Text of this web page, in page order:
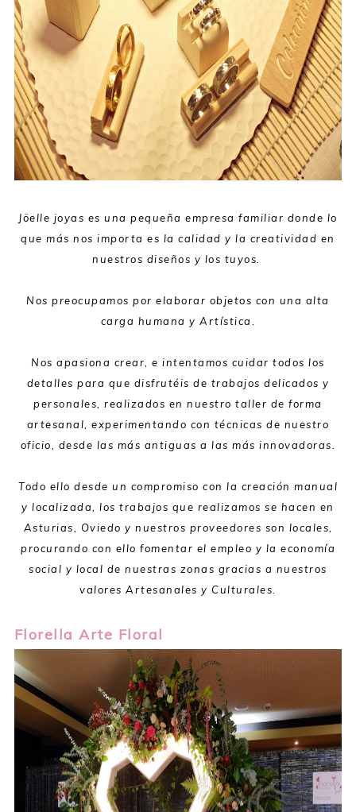
Jöelle joyas es una pequeña empresa familiar donde lo
que más nos importa es la calidad y la creatividad en
nuestros diseños y los tuyos.
Nos preocupamos por elaborar objetos con una alta
carga humana y Artística.
Nos apasiona crear, e intentamos cuidar todos los
detalles para que disfrutéis de trabajos delicados y
personales, realizados en nuestro taller de forma
artesanal, experimentando con técnicas de nuestro
oficio, desde las más antiguas a las más innovadoras.
Todo ello desde un compromiso con la creación manual
y localizada, los trabajos que realizamos se hacen en
Asturias, Oviedo y nuestros proveedores son locales,
procurando con ello fomentar el empleo y la economía
social y local de nuestras zonas gracias a nuestros
valores Artesanales y Culturales.
Florella Arte Floral